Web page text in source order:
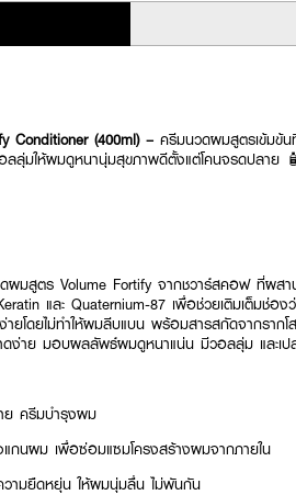
Conditioner (400ml) – ครีมนวดผมสูตรเข้มข้น
ให้ผมดูหนานุ่มสุขภาพดีตั้งแต่โคนจรดปลาย
ผมสูตร Volume Fortify จากชวาร์สคอฟ ที่ผสา
และ Quaternium-87 เพื่อช่วยเติมเต็มช่อ
ยโดยไม่ทำให้ผมลีบแบน พร้อมสารสกัดจากราก
าดง่าย มอบผลลัพธ์ผมดูหนาแน่น มีวอลลุ่ม และเป
ครีมบำรุงผม
นผม เพื่อซ่อมแซมโครงสร้างผมจากภายใน
วามยืดหยุ่น ให้ผมนุ่มลื่น ไม่พันกัน